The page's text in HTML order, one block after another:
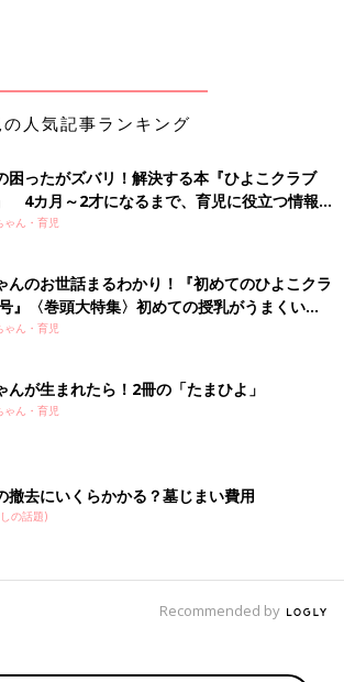
さんがひと目ぼれしたというチュニック。
涼しげで、夏にぴったりのアイテムです♪
リルがついており、主役アイテムとして活躍
！通気性が高いサッカー生地なので、汗をか
心です◎
いやすい！存在感バッチリの半袖ロ
人気記事ランキング
困ったがズバリ！解決する本『ひよこクラブ
4カ月～2才になるまで、育児に役立つ情報が
い！
ゃん・育児
んのお世話まるわかり！『初めてのひよこクラ
』〈巻頭大特集〉初めての授乳がうまくい
っぱい・ミルクの基本と夏のトラブル 解決テ
ゃん・育児
んが生まれたら！2冊の「たまひよ」
ゃん・育児
撤去にいくらかかる？墓じまい費用
の話題)
Recommended by